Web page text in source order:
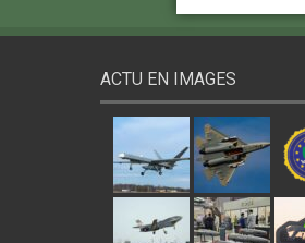
ACTU EN IMAGES